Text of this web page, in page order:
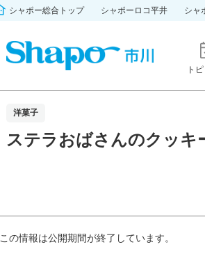
シャポー総合トップ シャポーロコ平井 シャ
ト
洋菓子
ステラおばさんのクッキ
この情報は公開期間が終了しています。